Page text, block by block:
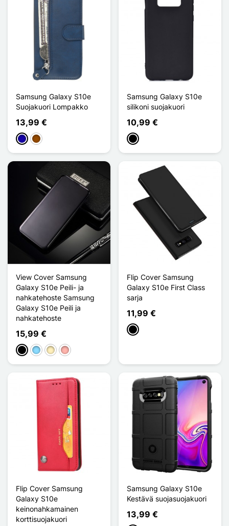
Samsung Galaxy S10e
Suojakuori Lompakko
13,99 €
Bleu Foncé
Ruskea
Samsung Galaxy S10e
silikoni suojakuori
10,99 €
Musta
View Cover Samsung
Galaxy S10e Peili- ja
nahkatehoste Samsung
Galaxy S10e Peili ja
nahkatehoste
15,99 €
MustaBleu Clair
DoréOr Rose
Flip Cover Samsung
Galaxy S10e First Class
sarja
11,99 €
Musta
Flip Cover Samsung
Galaxy S10e
keinonahkamainen
korttisuojakuori
Samsung Galaxy S10e
Kestävä suojasuojakuori
13,99 €